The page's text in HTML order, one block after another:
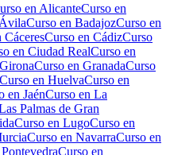
en AlicanteCurso en
ÁvilaCurso en BadajozCurso en
CáceresCurso en CádizCurso
en Ciudad RealCurso en
GironaCurso en GranadaCurso
Curso en HuelvaCurso en
en JaénCurso en La
Palmas de Gran
Curso en LugoCurso en
Curso en NavarraCurso en
PontevedraCurso en